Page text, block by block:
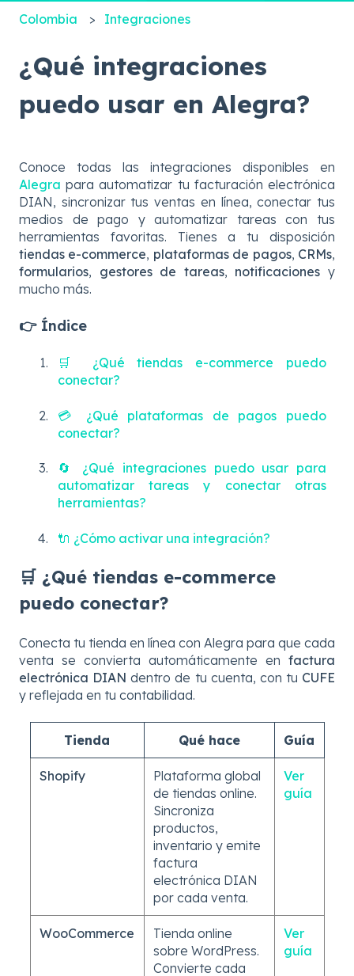
Colombia Integraciones
¿Qué integraciones
puedo usar en Alegra?
Conoce todas las integraciones disponibles en
Alegra para automatizar tu facturación electrónica
DIAN, sincronizar tus ventas en línea, conectar tus
medios de pago y automatizar tareas con tus
herramientas favoritas. Tienes a tu disposición
tiendas e-commerce, plataformas de pagos, CRMs,
formularios, gestores de tareas, notificaciones y
mucho más.
👉 Índice
🛒 ¿Qué tiendas e-commerce puedo
conectar?
💳 ¿Qué plataformas de pagos puedo
conectar?
🔄 ¿Qué integraciones puedo usar para
automatizar tareas y conectar otras
herramientas?
🔌 ¿Cómo activar una integración?
🛒 ¿Qué tiendas e-commerce
puedo conectar?
Conecta tu tienda en línea con Alegra para que cada
venta se convierta automáticamente en factura
electrónica DIAN dentro de tu cuenta, con tu CUFE
y reflejada en tu contabilidad.
Tienda Qué hace Guía
Shopify
Plataforma global
de tiendas online.
Sincroniza
productos,
inventario y emite
factura
electrónica DIAN
por cada venta.
Ver
guía
WooCommerce
Tienda online
sobre WordPress.
Convierte cada
Ver
guía